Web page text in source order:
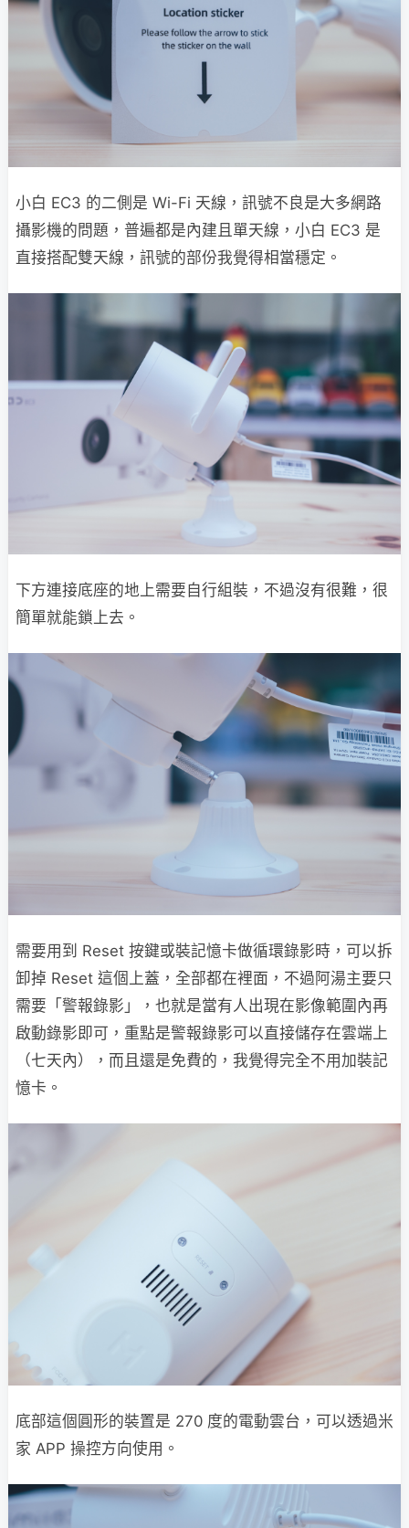
小白 EC3 的二側是 Wi-Fi 天線，訊號不良是大多網路
攝影機的問題，普遍都是內建且單天線，小白 EC3 是
直接搭配雙天線，訊號的部份我覺得相當穩定。
下方連接底座的地上需要自行組裝，不過沒有很難，很
簡單就能鎖上去。
需要用到 Reset 按鍵或裝記憶卡做循環錄影時，可以拆
卸掉 Reset 這個上蓋，全部都在裡面，不過阿湯主要只
需要「警報錄影」，也就是當有人出現在影像範圍內再
啟動錄影即可，重點是警報錄影可以直接儲存在雲端上
（七天內），而且還是免費的，我覺得完全不用加裝記
憶卡。
底部這個圓形的裝置是 270 度的電動雲台，可以透過米
家 APP 操控方向使用。